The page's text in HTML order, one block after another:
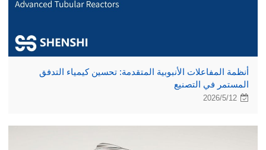
أنظمة المفاعلات الأنبوبية المتقدمة: تحسين كيمياء التدفق
المستمر في التصنيع
2026/5/12